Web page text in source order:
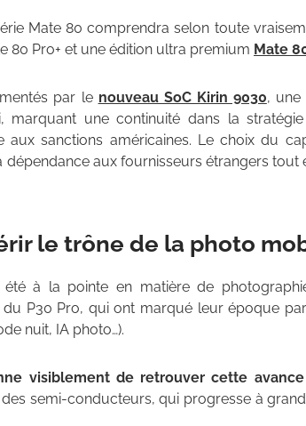
Mate 80 comprendra selon toute
80 Pro+ et une édition ultra premium Mate
par le nouveau SoC Kirin 9030, une
une continuité dans la stratégie
sanctions américaines. Le choix du
dépendance aux fournisseurs étrangers tout
le trône de la photo
été à la pointe en matière de
P30 Pro, qui ont marqué leur époque
nuit, IA photo…).
visiblement de retrouver cette
semi-conducteurs, qui progresse à